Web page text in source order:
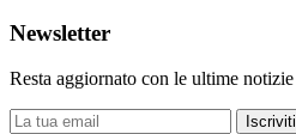
Newsletter
Resta aggiornato con le ultime notizie
Iscriviti